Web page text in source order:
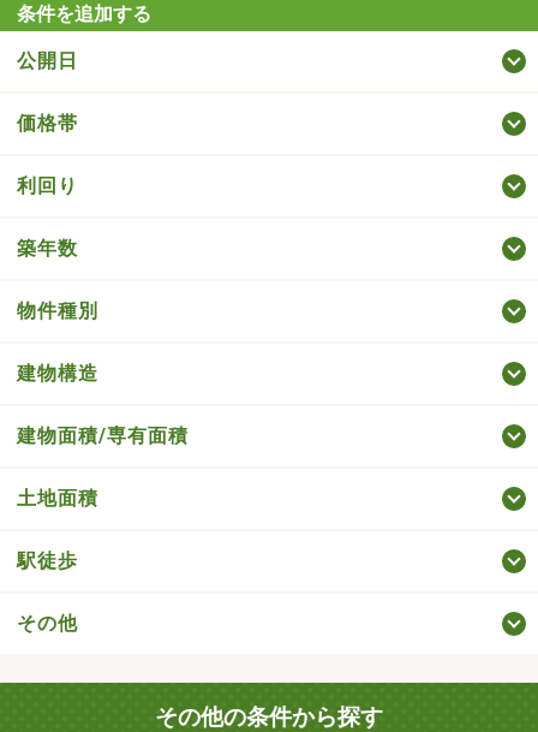
条件を追加する
公開日
価格帯
利回り
築年数
物件種別
建物構造
建物面積/専有面積
土地面積
駅徒歩
その他
その他の条件から探す